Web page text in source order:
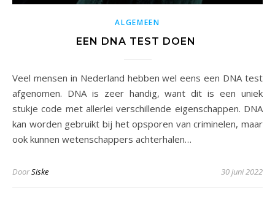
ALGEMEEN
EEN DNA TEST DOEN
Veel mensen in Nederland hebben wel eens een DNA test
afgenomen. DNA is zeer handig, want dit is een uniek
stukje code met allerlei verschillende eigenschappen. DNA
kan worden gebruikt bij het opsporen van criminelen, maar
ook kunnen wetenschappers achterhalen…
DoorSiske 30 juni 2022